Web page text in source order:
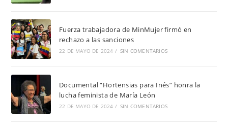
Fuerza trabajadora de MinMujer firmó en
rechazo a las sanciones
22 DE MAYO DE 2024 / SIN COMENTARIOS
Documental “Hortensias para Inés” honra la
lucha feminista de María León
22 DE MAYO DE 2024 / SIN COMENTARIOS